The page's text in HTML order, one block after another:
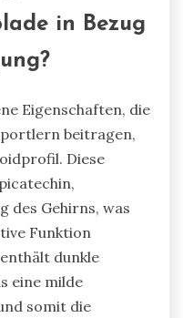
in Bezug
Eigenschaften, die
beitragen,
Diese
des Gehirns, was
Funktion
dunkle
eine milde
somit die